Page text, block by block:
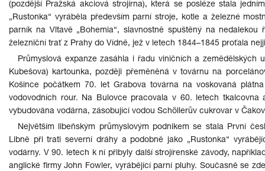
(pozdější Pražská akciová strojírna), která se posléze stala
„Rustonka“ vyráběla především parní stroje, kotle a železné
parník na Vltavě „Bohemia“, slavnostně spuštěný na
železniční trať z Prahy do Vídně, jež v letech 1844–1845 proťala
Průmyslová expanze zasáhla i řadu viničních a zemědělských
Kubešova) kartounka, později přeměněná v továrnu na
Košince počátkem 70. let Grabova továrna na voskovaná
vodovodních rour. Na Bulovce pracovala v 60. letech
vybudována vodárna, zásobující vodou Schöllerův cukrovar v
Největším libeňským průmyslovým podnikem se stala První
Libně při trati severní dráhy a podobně jako „Rustonka“
vodárny. V 90. letech k ní přibyly další strojírenské závody,
anglické firmy John Fowler, vyrábějící parní pluhy. Současně se